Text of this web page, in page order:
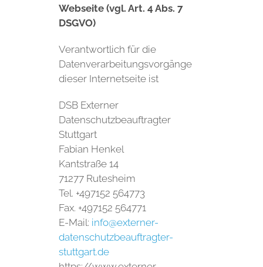
Webseite (vgl. Art. 4 Abs. 7
DSGVO)
Verantwortlich für die
Datenverarbeitungsvorgänge
dieser Internetseite ist
DSB Externer
Datenschutzbeauftragter
Stuttgart
Fabian Henkel
Kantstraße 14
71277 Rutesheim
Tel. +497152 564773
Fax. +497152 564771
E-Mail: info@externer-
datenschutzbeauftragter-
stuttgart.de